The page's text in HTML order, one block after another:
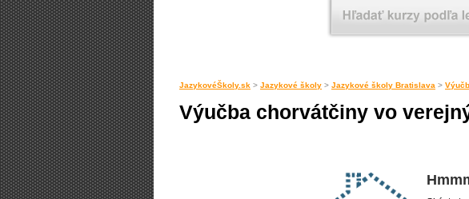
JazykovéŠkoly.sk > Jazykové školy > Jazykové školy Bratislava >
Výučba chorvátčiny vo